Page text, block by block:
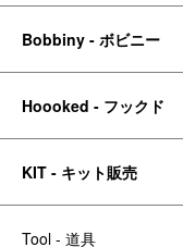
Bobbiny - ボビニー
Hoooked - フックド
KIT - キット販売
Tool - 道具